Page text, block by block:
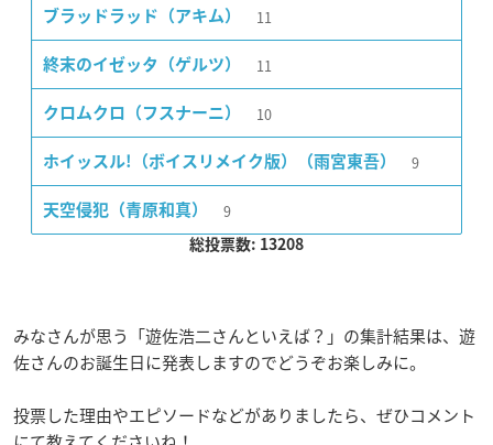
ブラッドラッド（アキム） 11
終末のイゼッタ（ゲルツ） 11
クロムクロ（フスナーニ） 10
ホイッスル!（ボイスリメイク版）（雨宮東吾） 9
天空侵犯（青原和真） 9
総投票数: 13208
みなさんが思う「遊佐浩二さんといえば？」の集計結果は、遊
佐さんのお誕生日に発表しますのでどうぞお楽しみに。
投票した理由やエピソードなどがありましたら、ぜひコメント